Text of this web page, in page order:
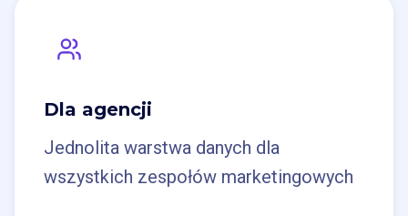
Dla agencji
Jednolita warstwa danych dla
wszystkich zespołów marketingowych